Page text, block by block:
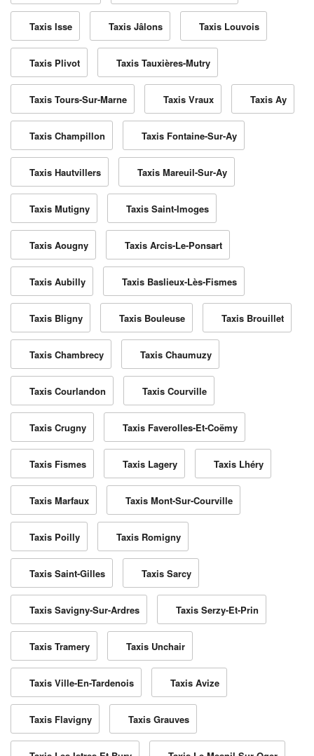
Taxis Isse Taxis Jâlons Taxis Louvois
Taxis Plivot Taxis Tauxières-Mutry
Taxis Tours-Sur-Marne Taxis Vraux Taxis Ay
Taxis Champillon Taxis Fontaine-Sur-Ay
Taxis Hautvillers Taxis Mareuil-Sur-Ay
Taxis Mutigny Taxis Saint-Imoges
Taxis Aougny Taxis Arcis-Le-Ponsart
Taxis Aubilly Taxis Baslieux-Lès-Fismes
Taxis Bligny Taxis Bouleuse Taxis Brouillet
Taxis Chambrecy Taxis Chaumuzy
Taxis Courlandon Taxis Courville
Taxis Crugny Taxis Faverolles-Et-Coëmy
Taxis Fismes Taxis Lagery Taxis Lhéry
Taxis Marfaux Taxis Mont-Sur-Courville
Taxis Poilly Taxis Romigny
Taxis Saint-Gilles Taxis Sarcy
Taxis Savigny-Sur-Ardres Taxis Serzy-Et-Prin
Taxis Tramery Taxis Unchair
Taxis Ville-En-Tardenois Taxis Avize
Taxis Flavigny Taxis Grauves